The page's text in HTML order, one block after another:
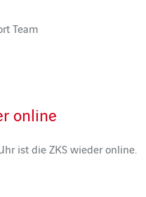
Team
online
ist die ZKS wieder online.